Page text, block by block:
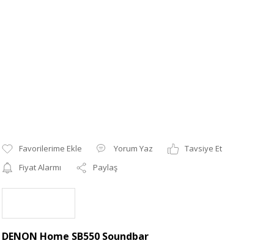
Yorum Yaz
Tavsiye Et
Fiyat Alarmı
Paylaş
DENON Home SB550 Soundbar